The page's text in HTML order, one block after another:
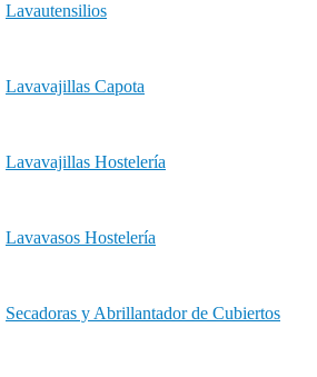
Lavautensilios
Lavavajillas Capota
Lavavajillas Hostelería
Lavavasos Hostelería
Secadoras y Abrillantador de Cubiertos